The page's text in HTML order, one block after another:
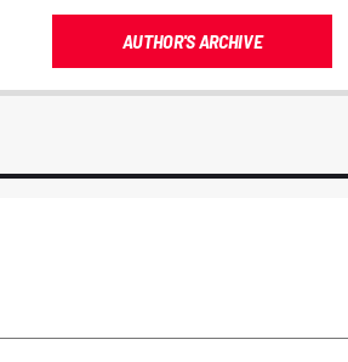
AUTHOR'S ARCHIVE